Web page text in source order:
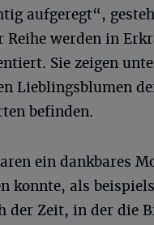
aufgeregt“,
Reihe werden in
Sie zeigen
Lieblingsblumen
befinden.
ein dankbares
konnte, als
der Zeit, in der die